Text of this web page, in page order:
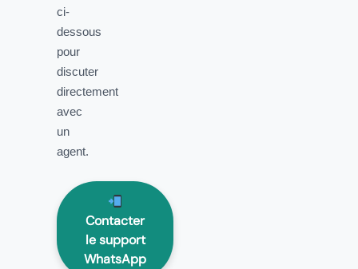
ci-
dessous
pour
discuter
directement
avec
un
agent.
Contacter
le support
WhatsApp